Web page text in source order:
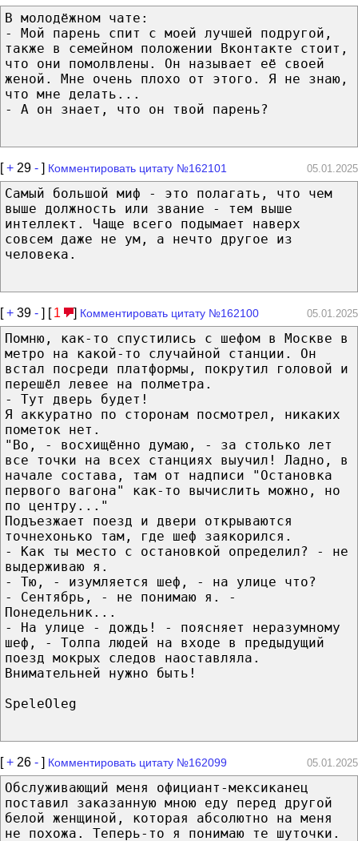
В молодёжном чате:
- Мой парень спит с моей лучшей подругой,
также в семейном положении Вконтакте стоит,
что они помолвлены. Он называет её своей
женой. Мне очень плохо от этого. Я не знаю,
что мне делать...
- А он знает, что он твой парень?
[+ 29 - ] Комментировать цитату №162101 05.01.2025
Самый большой миф - это полагать, что чем
выше должность или звание - тем выше
интеллект. Чаще всего подымает наверх
совсем даже не ум, а нечто другое из
человека.
[+ 39 - ] [ 1 ] Комментировать цитату №162100 05.01.2025
Помню, как-то спустились с шефом в Москве в
метро на какой-то случайной станции. Он
встал посреди платформы, покрутил головой и
перешёл левее на полметра.
- Тут дверь будет!
Я аккуратно по сторонам посмотрел, никаких
пометок нет.
"Во, - восхищённо думаю, - за столько лет
все точки на всех станциях выучил! Ладно, в
начале состава, там от надписи "Остановка
первого вагона" как-то вычислить можно, но
по центру..."
Подъезжает поезд и двери открываются
точнехонько там, где шеф заякорился.
- Как ты место с остановкой определил? - не
выдерживаю я.
- Тю, - изумляется шеф, - на улице что?
- Сентябрь, - не понимаю я. -
Понедельник...
- На улице - дождь! - поясняет неразумному
шеф, - Толпа людей на входе в предыдущий
поезд мокрых следов наоставляла.
Внимательней нужно быть!
SpeleOleg
[+ 26 - ] Комментировать цитату №162099 05.01.2025
Обслуживающий меня официант-мексиканец
поставил заказанную мною еду перед другой
белой женщиной, которая абсолютно на меня
не похожа. Теперь-то я понимаю те шуточки.